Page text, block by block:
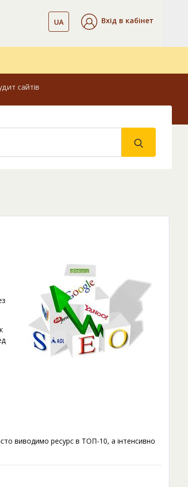
UA Вхід в кабінет
сайтів
виводимо ресурс в ТОП-10, а інтенсивно